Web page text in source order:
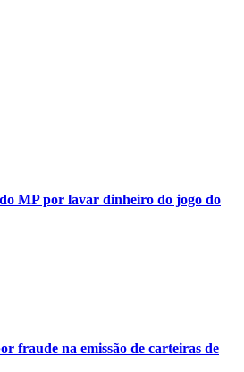
MP por lavar dinheiro do jogo do
fraude na emissão de carteiras de